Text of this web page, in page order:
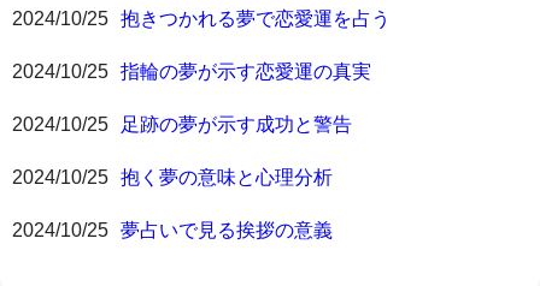
2024/10/25 抱きつかれる夢で恋愛運を占う
2024/10/25 指輪の夢が示す恋愛運の真実
2024/10/25 足跡の夢が示す成功と警告
2024/10/25 抱く夢の意味と心理分析
2024/10/25 夢占いで見る挨拶の意義